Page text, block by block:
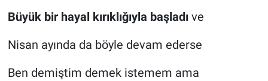
Büyük bir hayal kırıklığıyla başladıve
Nisan ayında da böyle devam ederse
Ben demiştim demek istemem ama